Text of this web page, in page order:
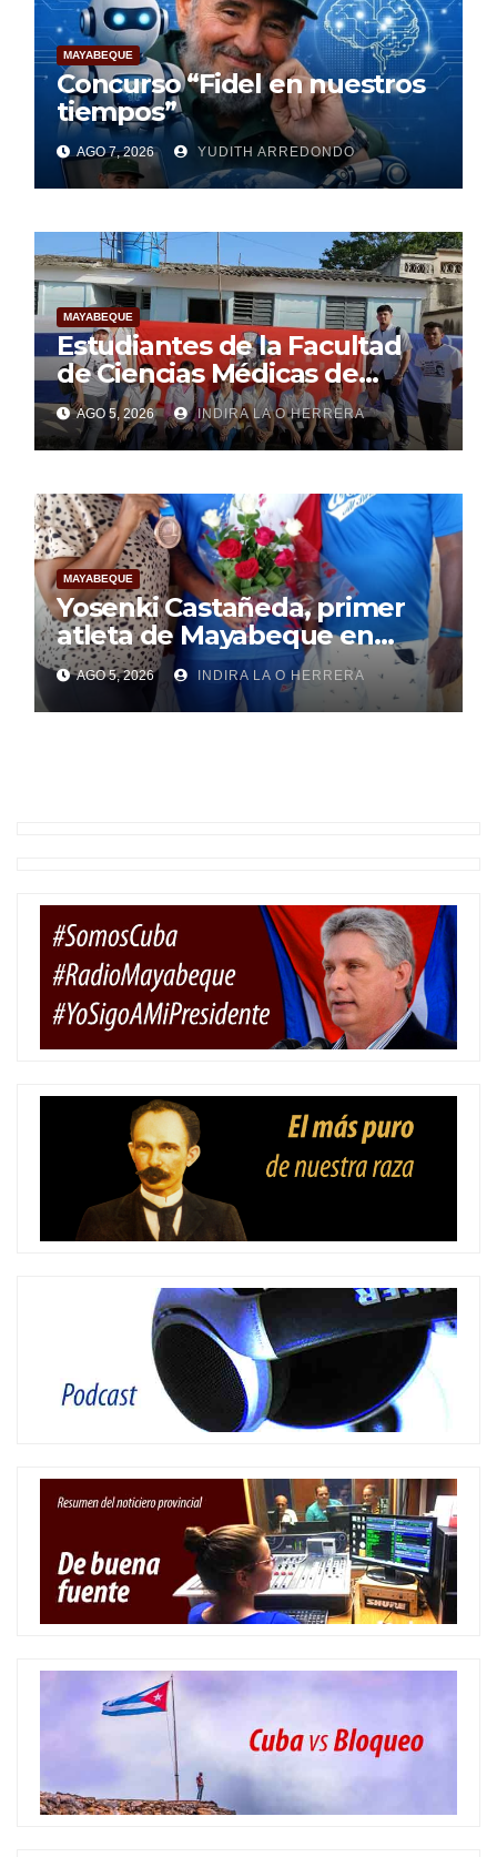
MAYABEQUE
Concurso “Fidel en nuestros
tiempos”
AGO 7, 2026 YUDITH ARREDONDO
MAYABEQUE
Estudiantes de la Facultad
de Ciencias Médicas de
Mayabeque realizan
pesquisa
AGO 5, 2026 INDIRA LA O HERRERA
MAYABEQUE
Yosenki Castañeda, primer
atleta de Mayabeque en
subir al podio
centroamericano
AGO 5, 2026 INDIRA LA O HERRERA